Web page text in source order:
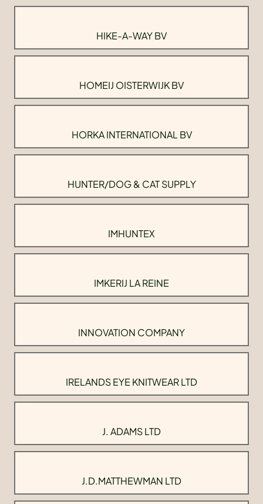
HIKE-A-WAY BV
HOMEIJ OISTERWIJK BV
HORKA INTERNATIONAL BV
HUNTER/DOG & CAT SUPPLY
IMHUNTEX
IMKERIJ LA REINE
INNOVATION COMPANY
IRELANDS EYE KNITWEAR LTD
J. ADAMS LTD
J.D.MATTHEWMAN LTD